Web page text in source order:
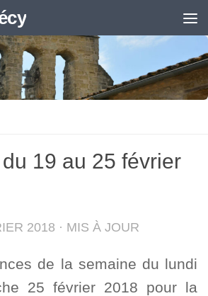
19 au 25 février
2018 · MIS À JOUR
de la semaine du lundi
25 février 2018 pour la